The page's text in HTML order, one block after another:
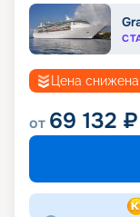
Цена
от 69 132 ₽